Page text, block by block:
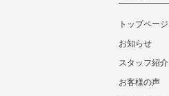
トップページ
お知らせ
スタッフ紹介
お客様の声